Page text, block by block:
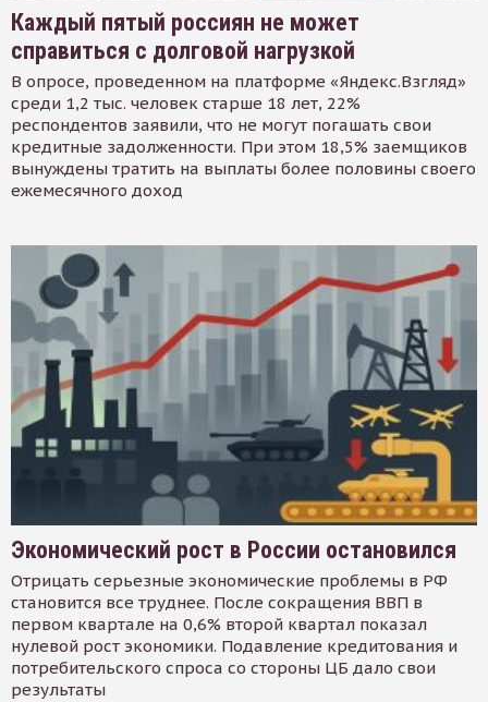
Каждый пятый россиян не может
справиться с долговой нагрузкой
В опросе, проведенном на платформе «Яндекс.Взгляд»
среди 1,2 тыс. человек старше 18 лет, 22%
респондентов заявили, что не могут погашать свои
кредитные задолженности. При этом 18,5% заемщиков
вынуждены тратить на выплаты более половины своего
ежемесячного доход
Экономический рост в России остановился
Отрицать серьезные экономические проблемы в РФ
становится все труднее. После сокращения ВВП в
первом квартале на 0,6% второй квартал показал
нулевой рост экономики. Подавление кредитования и
потребительского спроса со стороны ЦБ дало свои
результаты